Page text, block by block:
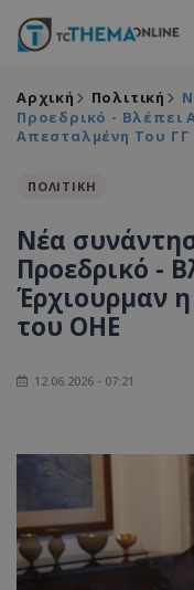
Αρχική Πολιτική
Προεδρικό - Βλέπει
Απεσταλμένη Του
ΠΟΛΙΤΙΚΗ
Νέα
Προεδρικό -
Έρχιουρμαν
του ΟΗΕ
12.06.2026 - 07:21